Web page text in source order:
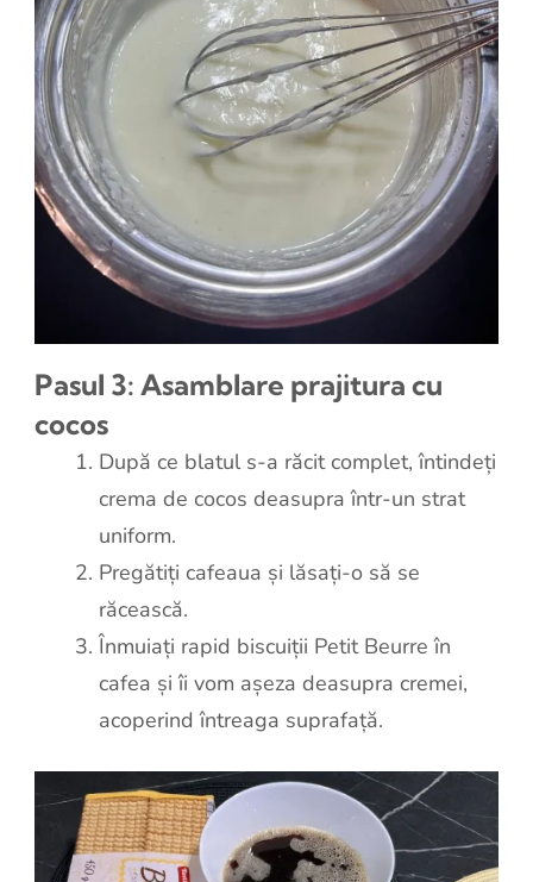
Pasul 3: Asamblare prajitura cu
cocos
După ce blatul s-a răcit complet, întindeți
crema de cocos deasupra într-un strat
uniform.
Pregătiți cafeaua și lăsați-o să se
răcească.
Înmuiați rapid biscuiții Petit Beurre în
cafea și îi vom așeza deasupra cremei,
acoperind întreaga suprafață.